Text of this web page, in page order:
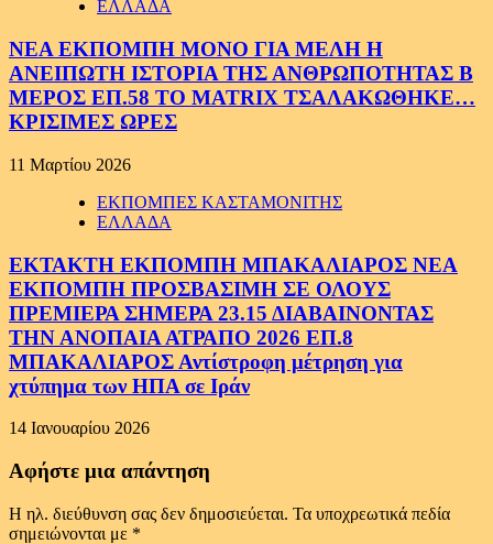
ΕΛΛΑΔΑ
ΝΕΑ ΕΚΠΟΜΠΗ ΜΟΝΟ ΓΙΑ ΜΕΛΗ Η
ΑΝΕΙΠΩΤΗ ΙΣΤΟΡΙΑ ΤΗΣ ΑΝΘΡΩΠΟΤΗΤΑΣ Β
ΜΕΡΟΣ ΕΠ.58 ΤΟ MATRIX ΤΣΑΛΑΚΩΘΗΚΕ…
ΚΡΙΣΙΜΕΣ ΩΡΕΣ
11 Μαρτίου 2026
ΕΚΠΟΜΠΕΣ ΚΑΣΤΑΜΟΝΙΤΗΣ
ΕΛΛΑΔΑ
ΕΚΤΑΚΤΗ ΕΚΠΟΜΠΗ ΜΠΑΚΑΛΙΑΡΟΣ ΝΕΑ
ΕΚΠΟΜΠΗ ΠΡΟΣΒΑΣΙΜΗ ΣΕ ΟΛΟΥΣ
ΠΡΕΜΙΕΡΑ ΣΗΜΕΡΑ 23.15 ΔΙΑΒΑΙΝΟΝΤΑΣ
ΤΗΝ ΑΝΟΠΑΙΑ ΑΤΡΑΠΟ 2026 ΕΠ.8
ΜΠΑΚΑΛΙΑΡΟΣ Αντίστροφη μέτρηση για
χτύπημα των ΗΠΑ σε Ιράν
14 Ιανουαρίου 2026
Αφήστε μια απάντηση
Η ηλ. διεύθυνση σας δεν δημοσιεύεται. Τα υποχρεωτικά πεδία
σημειώνονται με *